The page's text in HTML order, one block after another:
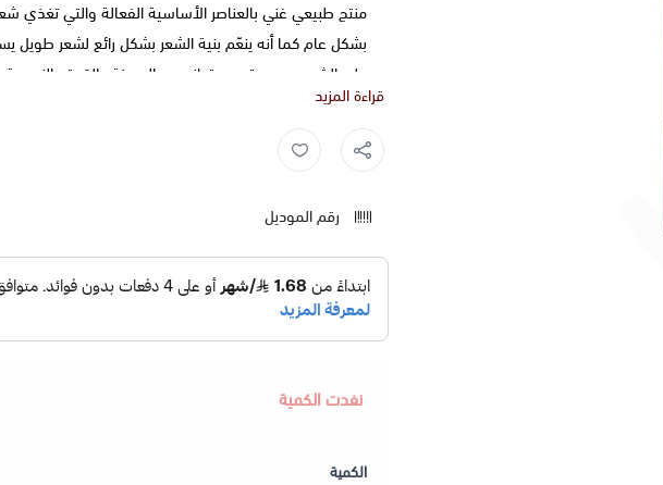
منتج طبيعي غني بالعناصر الأساسية الفعالة والتي تغذي
بشكل عام كما أنه ينعّم بنية الشعر بشكل رائع لشعر
على الشعر مع مستوى متوازن من المرونة والقوة والنعومة
مع تجديد التغذية وجعل الشعر أكثر حيوية كما أنه يساعد في
مما يجعل الشعر أكثر قابلية للسيطرة عليه.
قراءة المزيد
رقم الموديل
الكمية
نفدت الكمية